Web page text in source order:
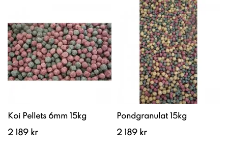
Koi Pellets 6mm 15kg
2 189 kr
Pondgranulat 15kg
2 189 kr